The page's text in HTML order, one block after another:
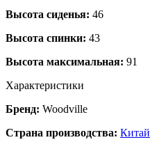
Высота сиденья: 46
Высота спинки: 43
Высота максимальная: 91
Характеристики
Бренд: Woodville
Страна производства: Китай